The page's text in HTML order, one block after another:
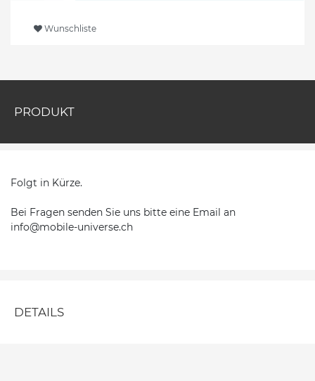
Wunschliste
PRODUKT
Folgt in Kürze.
Bei Fragen senden Sie uns bitte eine Email an
info@mobile-universe.ch
DETAILS